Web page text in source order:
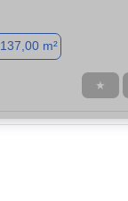
m²
★